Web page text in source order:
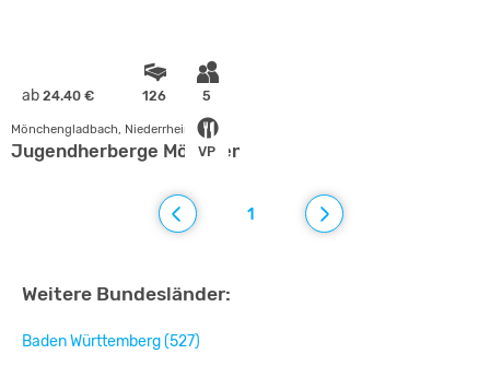
ab 24.40 € 126 5
VP
Mönchengladbach, Niederrhein
Jugendherberge Mönchengladbach -
1
Weitere Bundesländer:
Baden Württemberg (527)